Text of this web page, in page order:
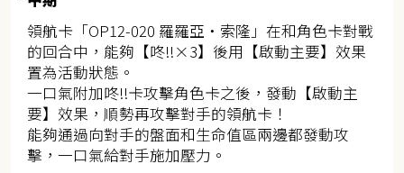
領航卡「OP12-020 羅羅亞・索隆」在和角色卡對戰
的回合中，能夠【咚!!×3】後用【啟動主要】效果
置為活動狀態。
一口氣附加咚!!卡攻擊角色卡之後，發動【啟動主
要】效果，順勢再攻擊對手的領航卡！
能夠通過向對手的盤面和生命值區兩邊都發動攻
擊，一口氣給對手施加壓力。